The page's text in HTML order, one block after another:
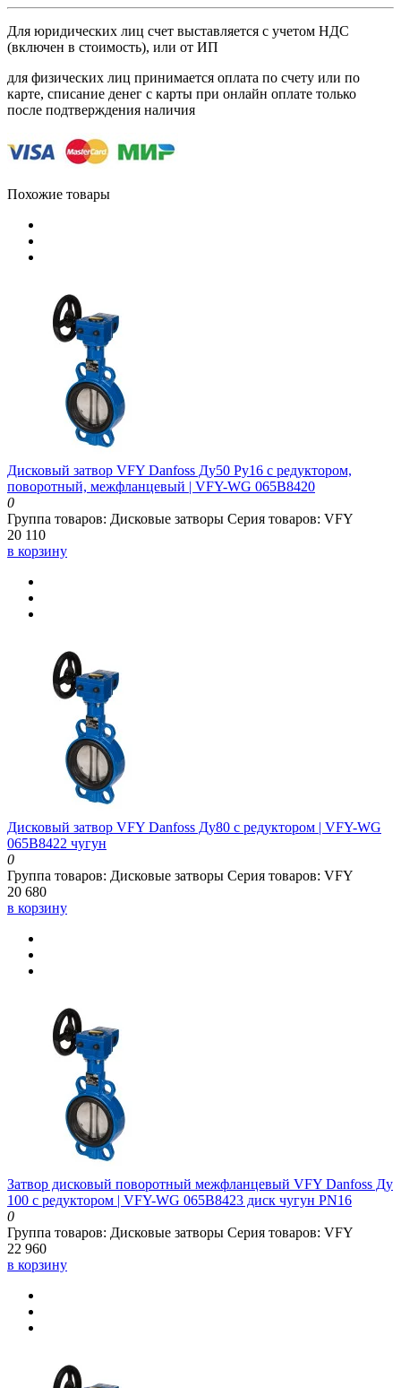
Для юридических лиц счет выставляется с учетом НДС
(включен в стоимость), или от ИП
для физических лиц принимается оплата по счету или по
карте, списание денег с карты при онлайн оплате только
после подтверждения наличия
Похожие товары
Дисковый затвор VFY Danfoss Ду50 Ру16 с редуктором,
поворотный, межфланцевый | VFY-WG 065B8420
0
Группа товаров: Дисковые затворы Серия товаров: VFY
20 110
в корзину
Дисковый затвор VFY Danfoss Ду80 с редуктором | VFY-WG
065B8422 чугун
0
Группа товаров: Дисковые затворы Серия товаров: VFY
20 680
в корзину
Затвор дисковый поворотный межфланцевый VFY Danfoss Ду
100 с редуктором | VFY-WG 065B8423 диск чугун PN16
0
Группа товаров: Дисковые затворы Серия товаров: VFY
22 960
в корзину